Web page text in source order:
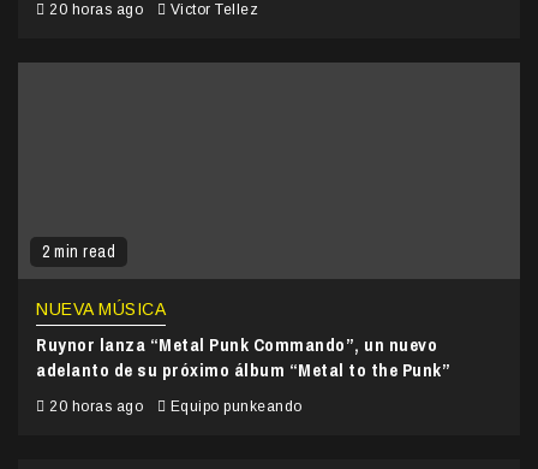
20 horas ago Victor Tellez
2 min read
NUEVA MÚSICA
Ruynor lanza “Metal Punk Commando”, un nuevo
adelanto de su próximo álbum “Metal to the Punk”
20 horas ago Equipo punkeando